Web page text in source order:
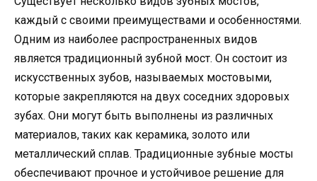
каждый с своими преимуществами и особенностями.
Одним из наиболее распространенных видов
является традиционный зубной мост. Он состоит из
искусственных зубов, называемых мостовыми,
которые закрепляются на двух соседних здоровых
зубах. Они могут быть выполнены из различных
материалов, таких как керамика, золото или
металлический сплав. Традиционные зубные мосты
обеспечивают прочное и устойчивое решение для